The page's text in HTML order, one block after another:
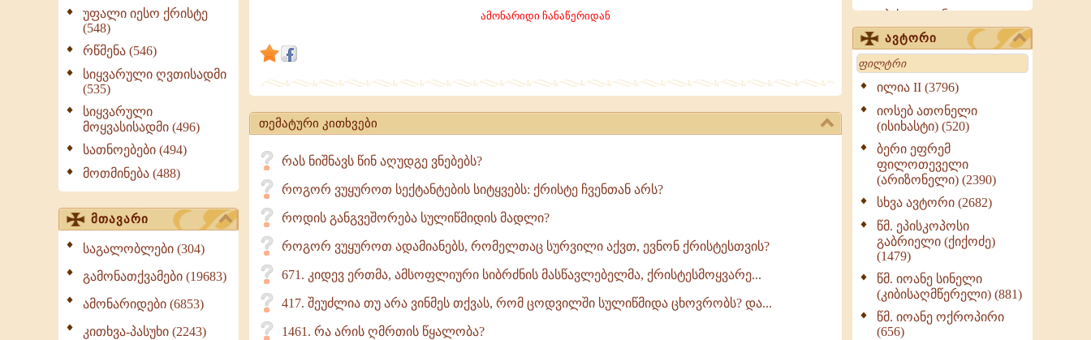
უფალი იესო ქრისტე
(548)
რწმენა (546)
სიყვარული ღვთისადმი
(535)
სიყვარული
მოყვასისადმი (496)
სათნოებები (494)
მოთმინება (488)
მთავარი
საგალობლები (304)
გამონათქვამები (19683)
ამონარიდები (6853)
კითხვა-პასუხი (2243)
ამონარიდი ჩანაწერიდან
თემატური კითხვები
რას ნიშნავს წინ აღუდგე ვნებებს?
როგორ ვუყუროთ სექტანტების სიტყვებს: ქრისტე ჩვენთან არს?
როდის განგვეშორება სულიწმიდის მადლი?
როგორ ვუყუროთ ადამიანებს, რომელთაც სურვილი აქვთ, ევნონ ქრისტესთვის?
671. კიდევ ერთმა, ამსოფლიური სიბრძნის მასწავლებელმა, ქრისტესმოყვარე...
417. შეუძლია თუ არა ვინმეს თქვას, რომ ცოდვილში სულიწმიდა ცხოვრობს? და...
1461. რა არის ღმრთის წყალობა?
ეპისტოლენი,
ქადაგებანი, სიტყვანი
(ნაწილი III) (723)
მოძღვრის ძალზე
სასარგებლო რჩევები
მრევლისათვის (545)
Wisdomge (514)
ქადაგებანი გაბრიელ
ეპისკოპოსისა - II ტომი
(370)
სულიერი ცხოვრების
სახელმძღვანელო -
ნაწილი II (369)
ღმერთი და ადამიანები
(287)
ბერის დიადემა (278)
მონაზვნური
გამოცდილების
ავტორი
Search
ილია II (3796)
იოსებ ათონელი
(ისიხასტი) (520)
ბერი ეფრემ
ფილოთეველი
(არიზონელი) (2390)
სხვა ავტორი (2682)
წმ. ეპისკოპოსი
გაბრიელი (ქიქოძე)
(1479)
წმ. იოანე სინელი
(კიბისაღმწერელი) (881)
წმ. იოანე ოქროპირი
(656)